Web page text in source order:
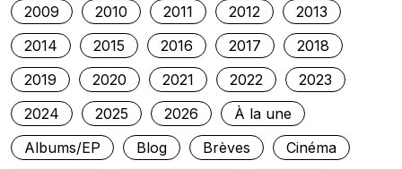
2009 2010 2011 2012
2013
2014
2015 2016 2017
2018
2019
2020 2021 2022
2023
2024
2025 2026
À la une
Albums/EP
Blog Brèves
Cinéma